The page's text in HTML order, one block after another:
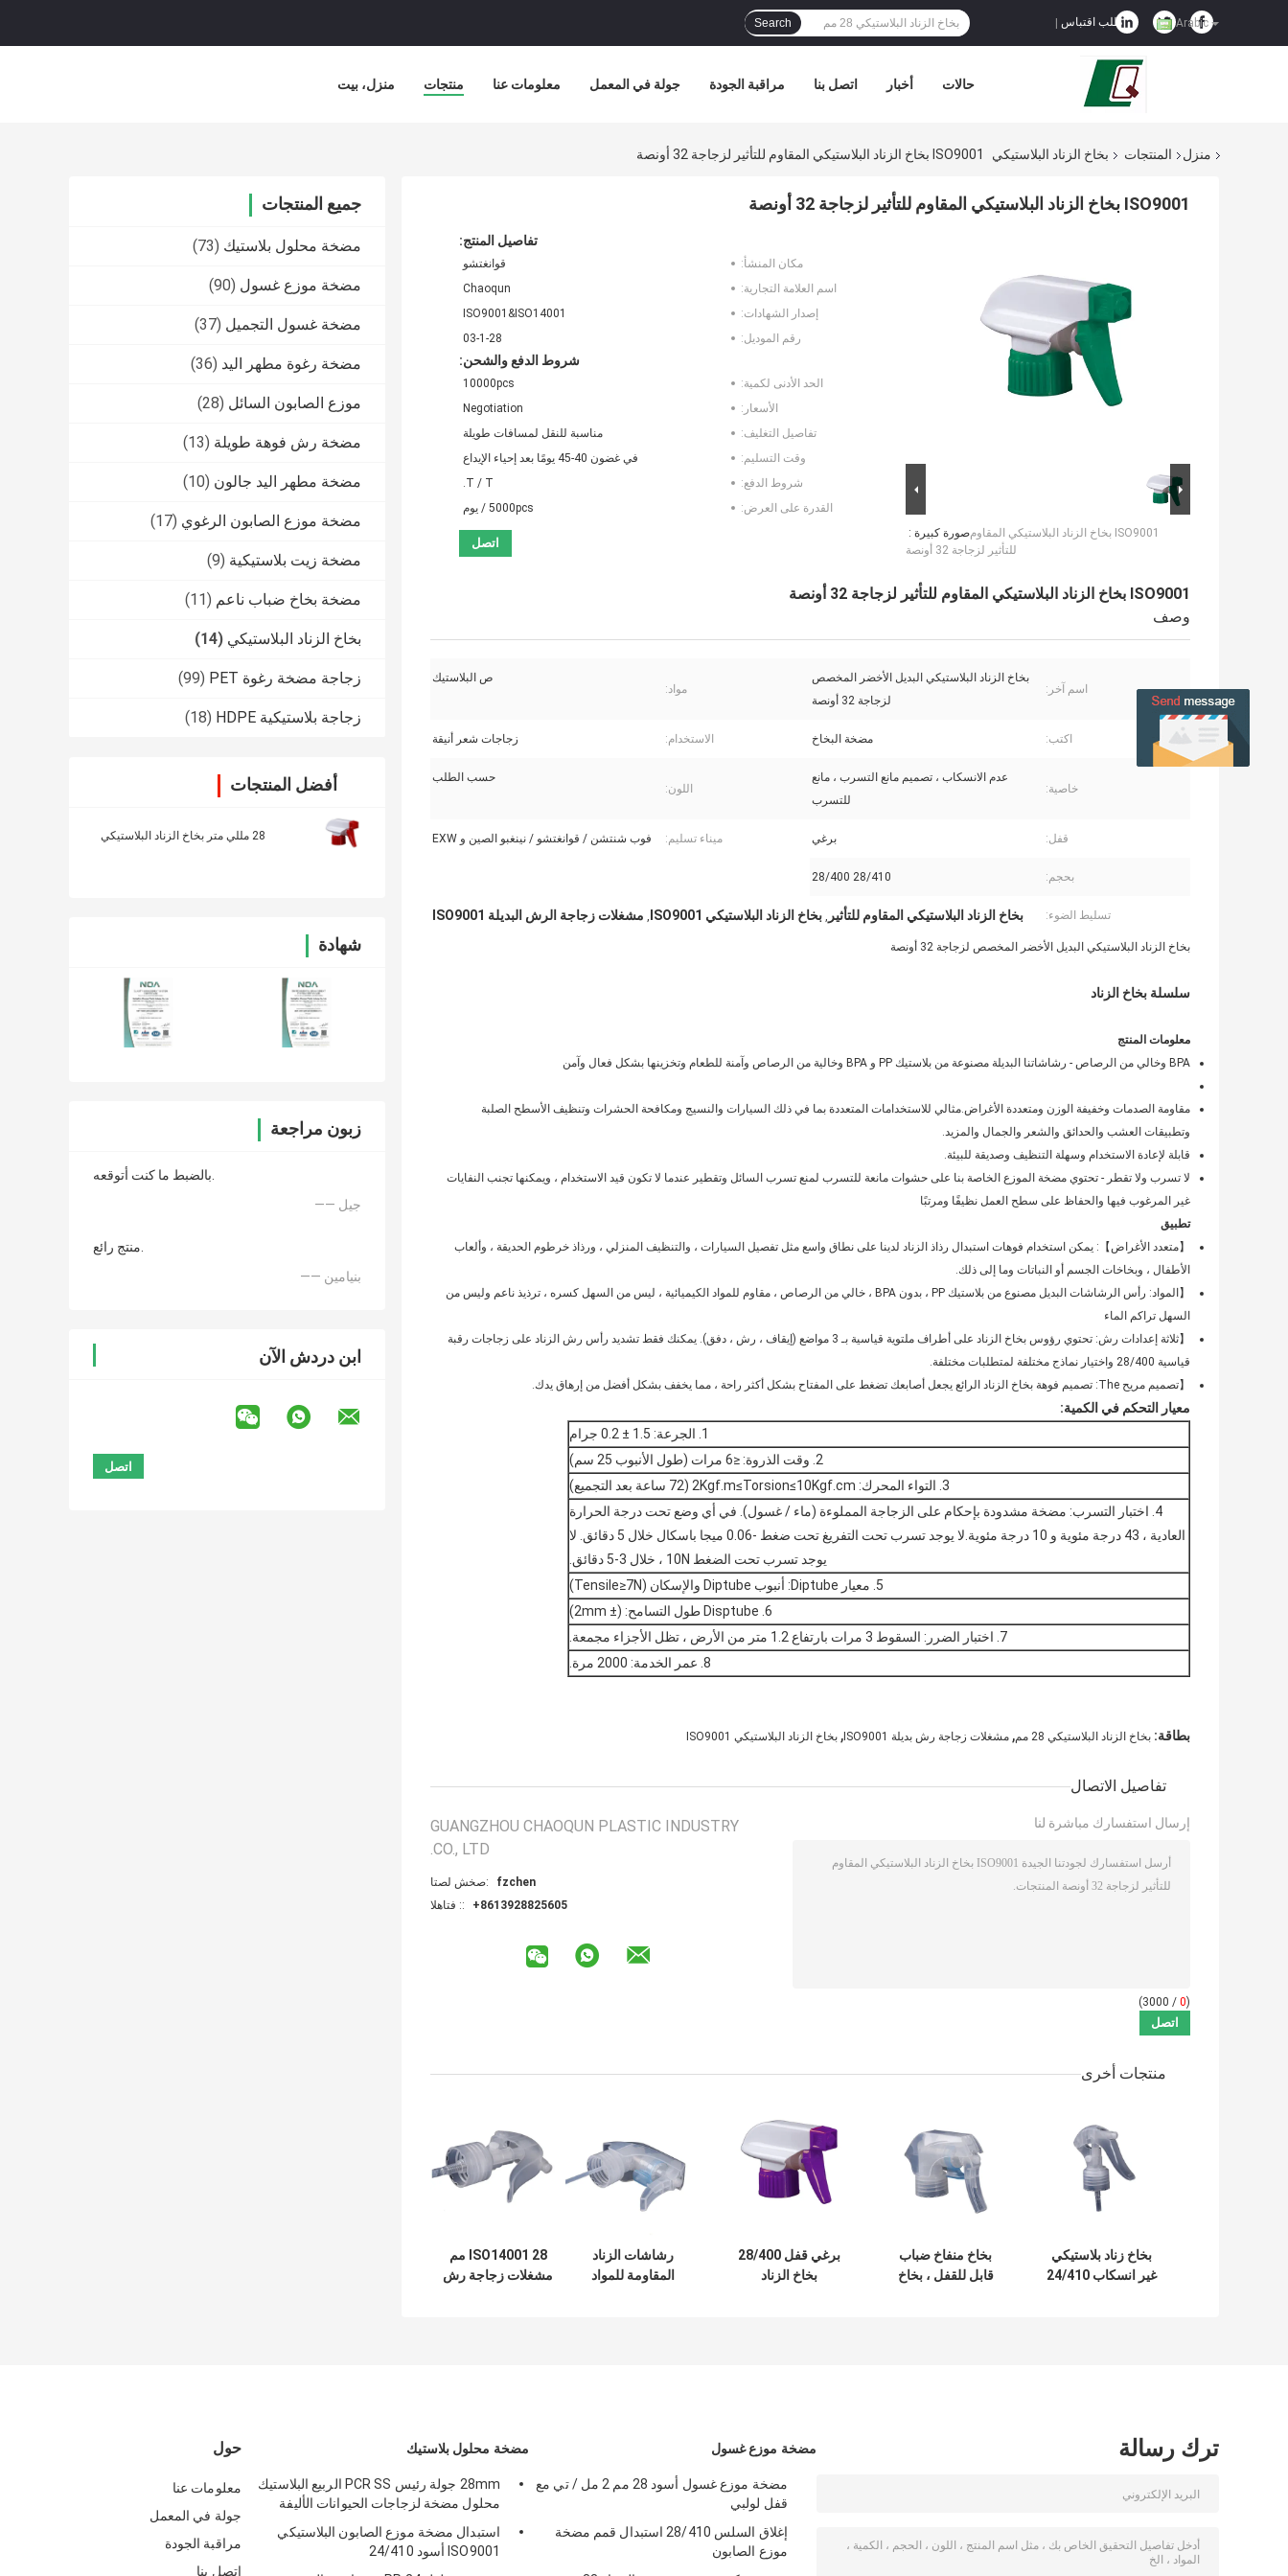
Arabic طلب اقتباس Search
منزل، بيت منتجات معلومات عنا جولة في المعمل مراقبة الجودة اتصل بنا أخبار حالات
منزل المنتجات بخاخ الزناد البلاستيكي ISO9001 بخاخ الزناد البلاستيكي المقاوم للتأثير لزجاجة 32 أونصة
جميع المنتجات
مضخة محلول بلاستيك (73)
مضخة موزع غسول (90)
مضخة غسول التجميل (37)
مضخة رغوة مطهر اليد (36)
موزع الصابون السائل (28)
مضخة رش فوهة طويلة (13)
مضخة مطهر اليد جالون (10)
مضخة موزع الصابون الرغوي (17)
مضخة زيت بلاستيكية (9)
مضخة بخاخ ضباب ناعم (11)
بخاخ الزناد البلاستيكي (14)
زجاجة مضخة رغوة PET (99)
زجاجة بلاستيكية HDPE (18)
أفضل المنتجات
28 مللي متر بخاخ الزناد البلاستيكي
شهادة
زبون مراجعة
بالضبط ما كنت أتوقعه.
—— جيل
منتج رائع.
—— بنيامين
ابن دردش الآن
ISO9001 بخاخ الزناد البلاستيكي المقاوم للتأثير لزجاجة 32 أونصة
صورة كبيرة :ISO9001 بخاخ الزناد البلاستيكي المقاوم
للتأثير لزجاجة 32 أونصة
تفاصيل المنتج:
مكان المنشأ:
قوانغتشو
اسم العلامة التجارية:
Chaoqun
إصدار الشهادات:
ISO9001&ISO14001
رقم الموديل:
03-1-28
شروط الدفع والشحن:
الحد الأدنى لكمية:
10000pcs
الأسعار:
Negotiation
تفاصيل التغليف:
مناسبة للنقل لمسافات طويلة
وقت التسليم:
في غضون 40-45 يومًا بعد إحياء الإيداع
شروط الدفع:
T / T.
القدرة على العرض:
5000pcs / يوم
اتصل
ISO9001 بخاخ الزناد البلاستيكي المقاوم للتأثير لزجاجة 32 أونصة
وصف
اسم آخر:
بخاخ الزناد البلاستيكي البديل الأخضر المخصص
لزجاجة 32 أونصة
مواد:
ص البلاستيك
اكتب: مضخة البخاخ الاستخدام: زجاجات شعر أنيقة
خاصية:
عدم الانسكاب ، تصميم مانع التسرب ، مانع
للتسرب
اللون:
حسب الطلب
قفل: برغي ميناء تسليم: فوب شنتشن / قوانغتشو / نينغبو الصين و EXW
بحجم: 28/410 28/400
تسليط الضوء: بخاخ الزناد البلاستيكي المقاوم للتأثير , بخاخ الزناد البلاستيكي ISO9001 , مشغلات زجاجة الرش البديلة ISO9001
بخاخ الزناد البلاستيكي البديل الأخضر المخصص لزجاجة 32 أونصة
سلسلة بخاخ الزناد
معلومات المنتج
BPA وخالي من الرصاص - رشاشاتنا البديلة مصنوعة من بلاستيك PP و BPA وخالية من الرصاص وآمنة للطعام وتخزينها بشكل فعال وآمن
مقاومة الصدمات وخفيفة الوزن ومتعددة الأغراض.مثالي للاستخدامات المتعددة بما في ذلك السيارات والنسيج ومكافحة الحشرات وتنظيف الأسطح الصلبة
وتطبيقات العشب والحدائق والشعر والجمال والمزيد.
قابلة لإعادة الاستخدام وسهلة التنظيف وصديقة للبيئة.
لا تسرب ولا تقطر - تحتوي مضخة الموزع الخاصة بنا على حشوات مانعة للتسرب لمنع تسرب السائل وتقطير عندما لا تكون قيد الاستخدام ، ويمكنها تجنب النفايات
غير المرغوب فيها والحفاظ على سطح العمل نظيفًا ومرتبًا
تطبيق
【متعدد الأغراض】: يمكن استخدام فوهات استبدال رذاذ الزناد لدينا على نطاق واسع مثل تفصيل السيارات ، والتنظيف المنزلي ، ورذاذ خرطوم الحديقة ، وألعاب
الأطفال ، وبخاخات الجسم أو النباتات وما إلى ذلك.
【المواد: رأس الرشاشات البديل مصنوع من بلاستيك PP ، بدون BPA ، خالي من الرصاص ، مقاوم للمواد الكيميائية ، ليس من السهل كسره ، ترذيذ ناعم وليس من
السهل تراكم الماء
【ثلاثة إعدادات رش: تحتوي رؤوس بخاخ الزناد على أطراف ملتوية قياسية بـ 3 مواضع (إيقاف ، رش ، دفق). يمكنك فقط تشديد رأس رش الزناد على زجاجات رقبة
قياسية 28/400 واختيار نماذج مختلفة لمتطلبات مختلفة.
【تصميم مريح The: تصميم فوهة بخاخ الزناد الرائع يجعل أصابعك تضغط على المفتاح بشكل أكثر راحة ، مما يخفف بشكل أفضل من إرهاق يدك.
معيار التحكم في الكمية:
1. الجرعة: 1.5 ± 0.2 جرام
2. وقت الذروة: ≤6 مرات (طول الأنبوب 25 سم)
3. التواء المحرك: 2Kgf.m≤Torsion≤10Kgf.cm (72 ساعة بعد التجميع)
4. اختبار التسرب: مضخة مشدودة بإحكام على الزجاجة المملوءة (ماء / غسول). في أي وضع تحت درجة الحرارة
العادية ، 43 درجة مئوية و 10 درجة مئوية.لا يوجد تسرب تحت التفريغ تحت ضغط -0.06 ميجا باسكال خلال 5 دقائق. لا
يوجد تسرب تحت الضغط 10N ، خلال 3-5 دقائق.
5. معيار Diptube: أنبوب Diptube والإسكان (Tensile≥7N)
6. Disptube طول التسامح: (± 2mm)
7. اختبار الضرر: السقوط 3 مرات بارتفاع 1.2 متر من الأرض ، تظل الأجزاء مجمعة.
8. عمر الخدمة: 2000 مرة.
بطاقة: بخاخ الزناد البلاستيكي 28 مم , مشغلات زجاجة رش بديلة ISO9001 , بخاخ الزناد البلاستيكي ISO9001
تفاصيل الاتصال
GUANGZHOU CHAOQUN PLASTIC INDUSTRY
CO., LTD.
اتصل شخص:
fzchen
الهاتف ::
+8613928825605
إرسال استفسارك مباشرة لنا
(
0
/ 3000)
منتجات أخرى
بخاخ زناد بلاستيكي
غير انسكاب 24/410
بخاخ منفاخ ضباب
قابل للقفل ، بخاخ
برغي قفل 28/400
بخاخ الزناد
رشاشات الزناد
المقاومة للمواد
ISO14001 28 مم
مشغلات زجاجة رش
حول
معلومات عنا
جولة في المعمل
مراقبة الجودة
اتصل بنا
مضخة محلول بلاستيك
28mm جولة رئيس PCR SS الربيع البلاستيك
محلول مضخة لزجاجات الحيوانات الأليفة
استبدال مضخة موزع الصابون البلاستيكي
ISO9001 أسود 24/410
مضخة موزع غسول
مضخة موزع غسول أسود 28 مم 2 مل / تي مع
قفل لولبي
إغلاق السلس 28/410 استبدال قمم مضخة
موزع الصابون
ترك رسالة